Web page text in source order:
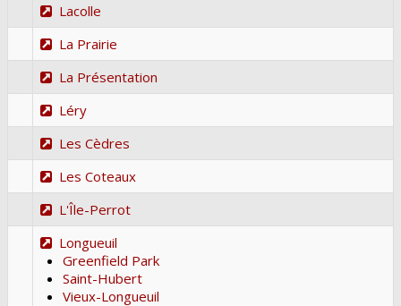
Lacolle
La Prairie
La Présentation
Léry
Les Cèdres
Les Coteaux
L'Île-Perrot
Longueuil
Greenfield Park
Saint-Hubert
Vieux-Longueuil